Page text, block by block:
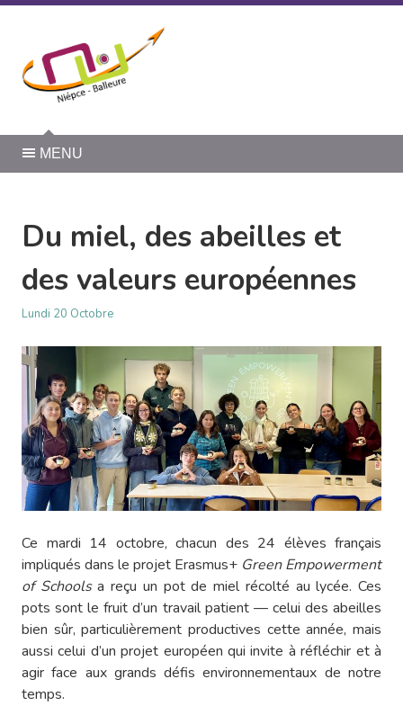
MENU
Du miel, des abeilles et
des valeurs européennes
Lundi 20 Octobre
Ce mardi 14 octobre, chacun des 24 élèves français
impliqués dans le projet Erasmus+ Green Empowerment
of Schoolsa reçu un pot de miel récolté au lycée. Ces
pots sont le fruit d’un travail patient — celui des abeilles
bien sûr, particulièrement productives cette année, mais
aussi celui d’un projet européen qui invite à réfléchir et à
agir face aux grands défis environnementaux de notre
temps.
Panneau de gestion des cookies